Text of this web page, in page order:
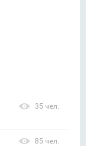
35 чел.
85 чел.